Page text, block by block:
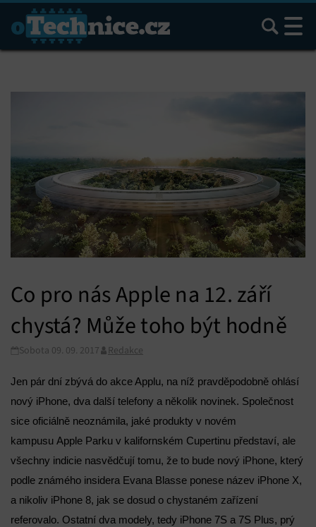
Hledat
Co pro nás Apple na 12. září
chystá? Může toho být hodně
Sobota 09. 09. 2017 Redakce
Jen pár dní zbývá do akce Applu, na níž pravděpodobně ohlásí
nový iPhone, dva další telefony a několik novinek. Společnost
sice oficiálně neoznámila, jaké produkty v novém
kampusu Apple Parku v kalifornském Cupertinu představí, ale
všechny indicie nasvědčují tomu, že to bude nový iPhone, který
podle známého insidera Evana Blasse ponese název iPhone X,
a nikoliv iPhone 8, jak se dosud o chystaném zařízení
referovalo. Ostatní dva modely, tedy iPhone 7S a 7S Plus, prý